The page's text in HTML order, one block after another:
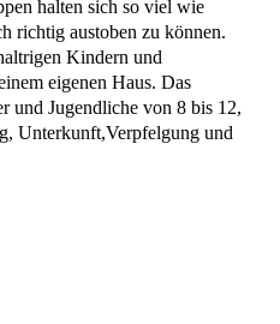
halten sich so viel wie
richtig austoben zu können.
Kindern und
eigenen Haus. Das
und Jugendliche von 8 bis 12,
Unterkunft,Verpfelgung und